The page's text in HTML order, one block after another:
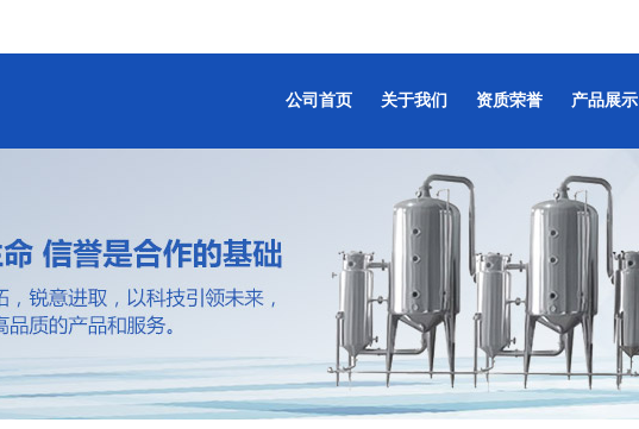
公司首页 关于我们 资质荣誉 产品展示